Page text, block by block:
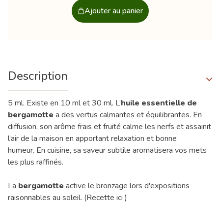
Ajouter au panier
Description
5 ml. Existe en 10 ml et 30 ml. L’huile essentielle de
bergamotte a des vertus calmantes et équilibrantes. En
diffusion, son arôme frais et fruité calme les nerfs et assainit
l’air de la maison en apportant relaxation et bonne
humeur. En cuisine, sa saveur subtile aromatisera vos mets
les plus raffinés.
La bergamotte active le bronzage lors d'expositions
raisonnables au soleil. (Recette ici )